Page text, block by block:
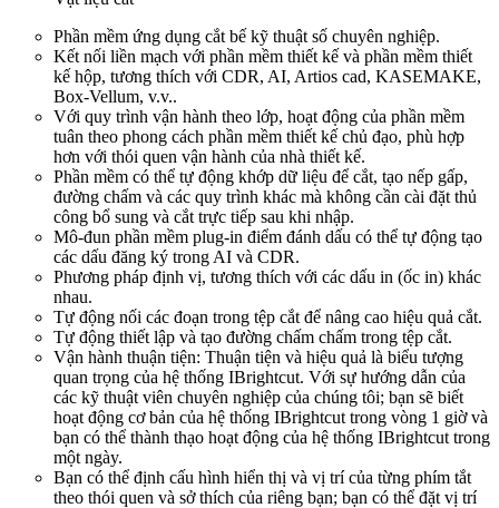
Phần mềm ứng dụng cắt bế kỹ thuật số chuyên nghiệp.
Kết nối liền mạch với phần mềm thiết kế và phần mềm thiết
kế hộp, tương thích với CDR, AI, Artios cad, KASEMAKE,
Box-Vellum, v.v..
Với quy trình vận hành theo lớp, hoạt động của phần mềm
tuân theo phong cách phần mềm thiết kế chủ đạo, phù hợp
hơn với thói quen vận hành của nhà thiết kế.
Phần mềm có thể tự động khớp dữ liệu để cắt, tạo nếp gấp,
đường chấm và các quy trình khác mà không cần cài đặt thủ
công bổ sung và cắt trực tiếp sau khi nhập.
Mô-đun phần mềm plug-in điểm đánh dấu có thể tự động tạo
các dấu đăng ký trong AI và CDR.
Phương pháp định vị, tương thích với các dấu in (ốc in) khác
nhau.
Tự động nối các đoạn trong tệp cắt để nâng cao hiệu quả cắt.
Tự động thiết lập và tạo đường chấm chấm trong tệp cắt.
Vận hành thuận tiện: Thuận tiện và hiệu quả là biểu tượng
quan trọng của hệ thống IBrightcut. Với sự hướng dẫn của
các kỹ thuật viên chuyên nghiệp của chúng tôi; bạn sẽ biết
hoạt động cơ bản của hệ thống IBrightcut trong vòng 1 giờ và
bạn có thể thành thạo hoạt động của hệ thống IBrightcut trong
một ngày.
Bạn có thể định cấu hình hiển thị và vị trí của từng phím tắt
theo thói quen và sở thích của riêng bạn; bạn có thể đặt vị trí